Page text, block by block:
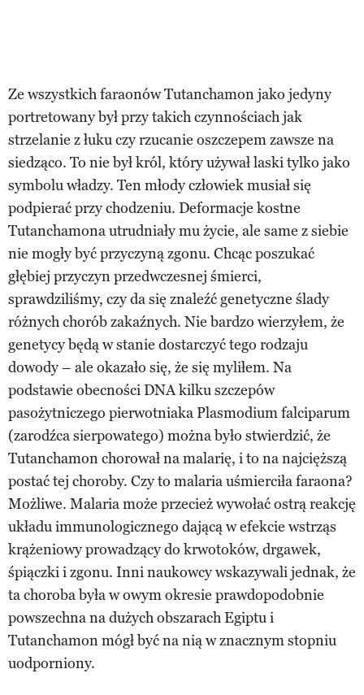
Ze wszystkich faraonów Tutanchamon jako jedyny
portretowany był przy takich czynnościach jak
strzelanie z łuku czy rzucanie oszczepem zawsze na
siedząco. To nie był król, który używał laski tylko jako
symbolu władzy. Ten młody człowiek musiał się
podpierać przy chodzeniu. Deformacje kostne
Tutanchamona utrudniały mu życie, ale same z siebie
nie mogły być przyczyną zgonu. Chcąc poszukać
głębiej przyczyn przedwczesnej śmierci,
sprawdziliśmy, czy da się znaleźć genetyczne ślady
różnych chorób zakaźnych. Nie bardzo wierzyłem, że
genetycy będą w stanie dostarczyć tego rodzaju
dowody – ale okazało się, że się myliłem. Na
podstawie obecności DNA kilku szczepów
pasożytniczego pierwotniaka Plasmodium falciparum
(zarodźca sierpowatego) można było stwierdzić, że
Tutanchamon chorował na malarię, i to na najcięższą
postać tej choroby. Czy to malaria uśmierciła faraona?
Możliwe. Malaria może przecież wywołać ostrą reakcję
układu immunologicznego dającą w efekcie wstrząs
krążeniowy prowadzący do krwotoków, drgawek,
śpiączki i zgonu. Inni naukowcy wskazywali jednak, że
ta choroba była w owym okresie prawdopodobnie
powszechna na dużych obszarach Egiptu i
Tutanchamon mógł być na nią w znacznym stopniu
uodporniony.